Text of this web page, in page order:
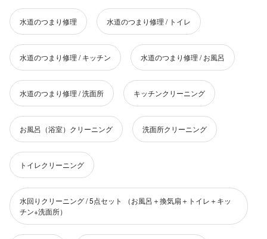
水道のつまり修理 水道のつまり修理 / トイレ
水道のつまり修理 / キッチン 水道のつまり修理 / お風呂
水道のつまり修理 / 洗面所 キッチンクリーニング
お風呂（浴室）クリーニング 洗面所クリーニング
トイレクリーニング
水回りクリーニング / 5点セット （お風呂＋換気扇＋トイレ＋キッ
チン+洗面所）